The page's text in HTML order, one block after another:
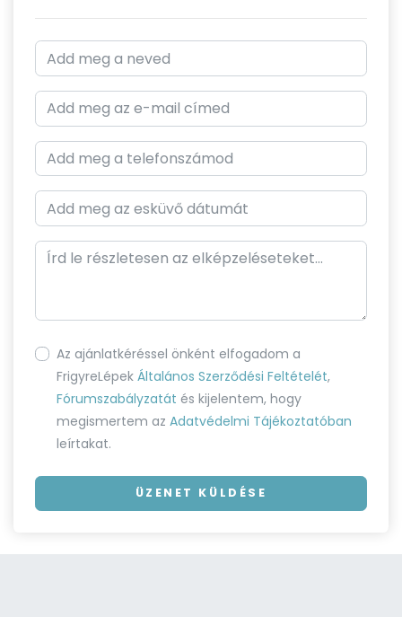
Az ajánlatkéréssel önként elfogadom a
FrigyreLépek Általános Szerződési Feltételét,
Fórumszabályzatát és kijelentem, hogy
megismertem az Adatvédelmi Tájékoztatóban
leírtakat.
ÜZENET KÜLDÉSE